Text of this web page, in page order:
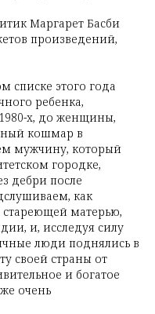
Маргарет Басби
произведений,
списке этого года
ребенка,
х, до женщины,
кошмар в
мужчину, который
городке,
дебри после
как
стареющей матерью,
и, исследуя силу
люди поднялись в
своей страны от
и богатое
очень